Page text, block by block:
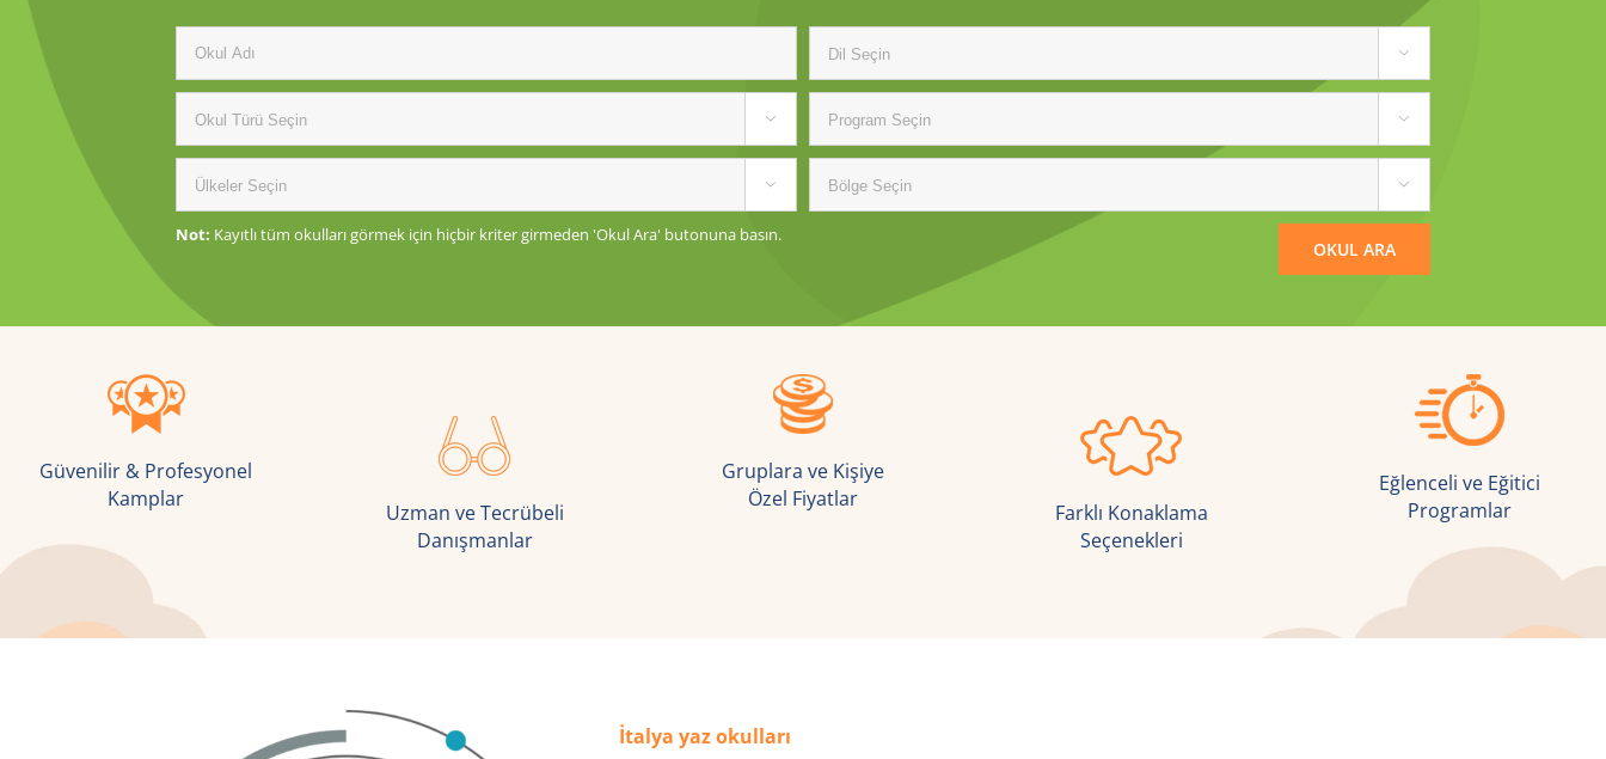

 
 
Not: Kayıtlı tüm okulları görmek için hiçbir kriter girmeden 'Okul Ara' butonuna basın.
Güvenilir & Profesyonel
Kamplar
Uzman ve Tecrübeli
Danışmanlar
Gruplara ve Kişiye
Özel Fiyatlar
Farklı Konaklama
Seçenekleri
Eğlenceli ve Eğitici
Programlar
İtalya yaz okulları